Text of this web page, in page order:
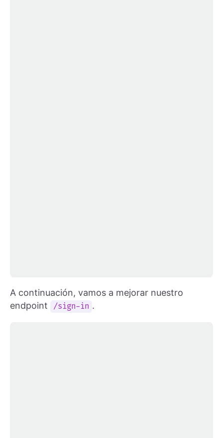
A continuación, vamos a mejorar nuestro
endpoint
/sign-in .